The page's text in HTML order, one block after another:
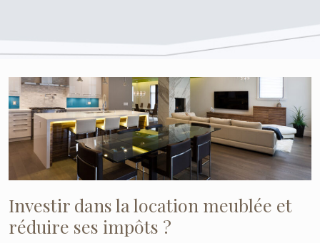
Investir dans la location meublée et
réduire ses impôts ?